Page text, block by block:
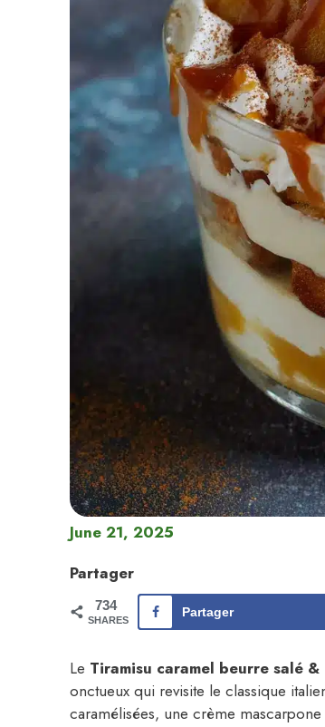
June 21, 2025
Partager
734
SHARES
Partager
Le Tiramisu caramel beurre salé &
onctueux qui revisite le classique
caramélisées, une crème